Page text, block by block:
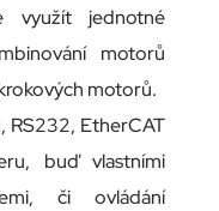
využít jednotné
motorů
motorů.
RS232, EtherCAT
buď vlastními
či ovládání